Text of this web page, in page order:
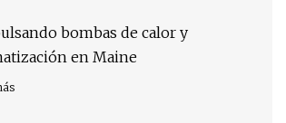
bombas de calor y
en Maine